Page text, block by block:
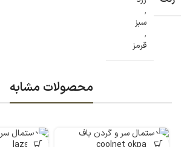
,
سبز
,
قرمز
محصولات مشابه